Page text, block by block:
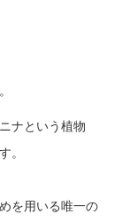
ナという植物
。
を用いる唯一の